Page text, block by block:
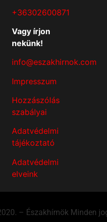
+36302600871
Vagy írjon
nekünk!
info@eszakhirnok.com
Impresszum
Hozzászólás
szabályai
Adatvédelmi
tájékoztató
Adatvédelmi
elveink
– Északhírnök Minden